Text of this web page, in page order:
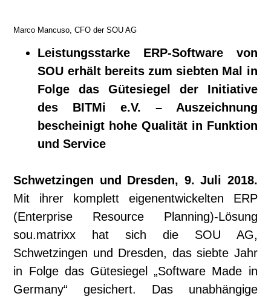
Marco Mancuso, CFO der SOU AG
Leistungsstarke ERP-Software von
SOU erhält bereits zum siebten Mal in
Folge das Gütesiegel der Initiative
des BITMi e.V. – Auszeichnung
bescheinigt hohe Qualität in Funktion
und Service
Schwetzingen und Dresden, 9. Juli 2018.
Mit ihrer komplett eigenentwickelten ERP
(Enterprise Resource Planning)-Lösung
sou.matrixx hat sich die SOU AG,
Schwetzingen und Dresden, das siebte Jahr
in Folge das Gütesiegel „Software Made in
Germany“ gesichert. Das unabhängige